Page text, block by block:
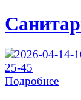
Подробнее